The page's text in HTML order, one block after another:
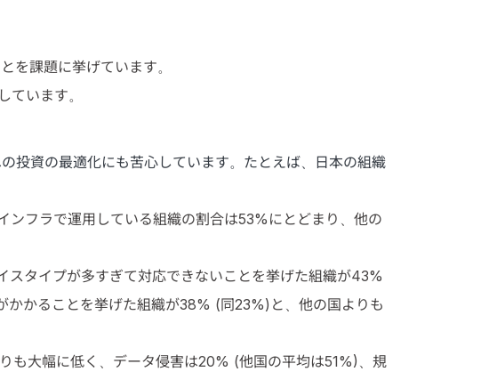
を課題に挙げています。
います。
投資の最適化にも苦心しています。たとえば、日本の組織
ンフラで運用している組織の割合は53%にとどまり、他の
タイプが多すぎて対応できないことを挙げた組織が43%
かることを挙げた組織が38% (同23%)と、他の国よりも
も大幅に低く、データ侵害は20% (他国の平均は51%)、規